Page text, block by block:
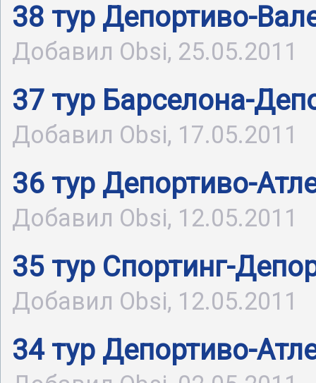
38 тур Депортиво-
Добавил Obsi, 25.05.2011
37 тур Барселона-
Добавил Obsi, 17.05.2011
36 тур Депортиво-
Добавил Obsi, 12.05.2011
35 тур Спортинг-
Добавил Obsi, 12.05.2011
34 тур Депортиво-